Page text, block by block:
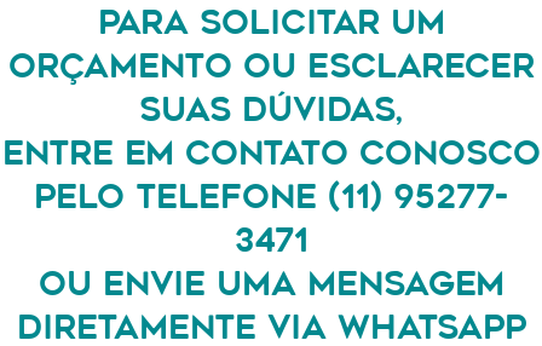
PARA SOLICITAR UM
ORÇAMENTO OU ESCLARECER
SUAS DÚVIDAS,
ENTRE EM CONTATO CONOSCO
PELO TELEFONE (11) 95277-
3471
OU ENVIE UMA MENSAGEM
DIRETAMENTE VIA WHATSAPP